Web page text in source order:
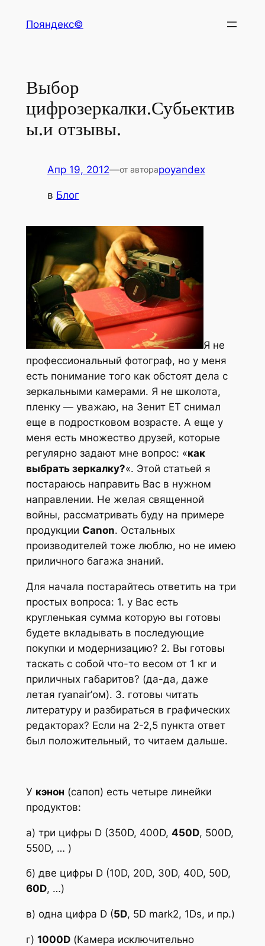
Пояндекс©
Выбор
цифрозеркалки.Субьектив
ы.и отзывы.
Апр 19, 2012—от автораpoyandex
в Блог
Я не
профессиональный фотограф, но у меня
есть понимание того как обстоят дела с
зеркальными камерами. Я не школота,
пленку — уважаю, на Зенит ЕТ снимал
еще в подростковом возрасте. А еще у
меня есть множество друзей, которые
регулярно задают мне вопрос: «как
выбрать зеркалку?«. Этой статьей я
постараюсь направить Вас в нужном
направлении. Не желая священной
войны, рассматривать буду на примере
продукции Canon. Остальных
производителей тоже люблю, но не имею
приличного багажа знаний.
Для начала постарайтесь ответить на три
простых вопроса: 1. у Вас есть
кругленькая сумма которую вы готовы
будете вкладывать в последующие
покупки и модернизацию? 2. Вы готовы
таскать с собой что-то весом от 1 кг и
приличных габаритов? (да-да, даже
летая ryanair’ом). 3. готовы читать
литературу и разбираться в графических
редакторах? Если на 2-2,5 пункта ответ
был положительный, то читаем дальше.
У кэнон (сапоп) есть четыре линейки
продуктов:
а) три цифры D (350D, 400D, 450D, 500D,
550D, … )
б) две цифры D (10D, 20D, 30D, 40D, 50D,
60D, …)
в) одна цифра D (5D, 5D mark2, 1Ds, и пр.)
г) 1000D(Камера исключительно